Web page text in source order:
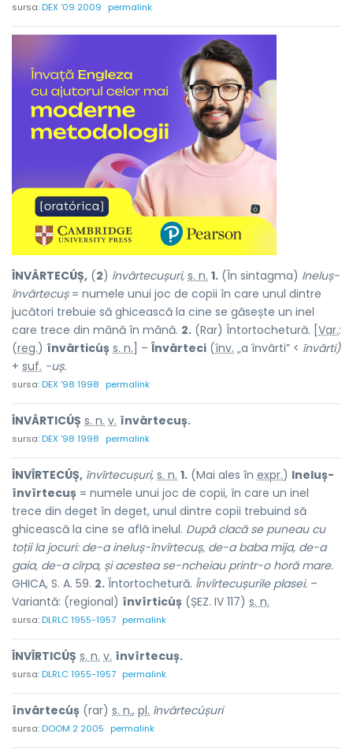
sursa:DEX '09 2009 permalink
ÎNVÂRTECÚȘ, (2) învârtecușuri, s. n. 1. (În sintagma) Ineluș-
învârtecuș= numele unui joc de copii în care unul dintre
jucători trebuie să ghicească la cine se găsește un inel
care trece din mână în mână. 2. (Rar) Întortochetură. [ Var.:
(reg.) învârticúș s. n. ] – Învârteci (înv. „a învârti” < învârti)
+ suf. -uș.
sursa:DEX '98 1998 permalink
ÎNVÂRTICÚȘ s. n. v. învârtecuș.
sursa:DEX '98 1998 permalink
ÎNVÎRTECÚȘ, învîrtecușuri, s. n. 1. (Mai ales în expr.) Ineluș-
învîrtecuș = numele unui joc de copii, în care un inel
trece din deget în deget, unul dintre copii trebuind să
ghicească la cine se află inelul. După clacă se puneau cu
toții la jocuri: de-a ineluș-învîrtecuș, de-a baba mija, de-a
gaia, de-a cîrpa, și acestea se-ncheiau printr-o horă mare.
GHICA, S. A. 59. 2. Întortochetură. Învîrtecușurile plasei. –
Variantă: (regional) învîrticúș (ȘEZ. IV 117) s. n.
sursa:DLRLC 1955-1957 permalink
ÎNVÎRTICÚȘ s. n. v. învîrtecuș.
sursa:DLRLC 1955-1957 permalink
învârtecúș (rar) s. n., pl. învârtecúșuri
sursa:DOOM 2 2005 permalink